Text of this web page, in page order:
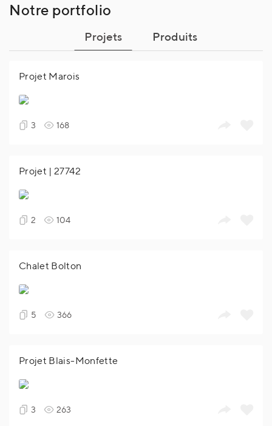
Notre portfolio
Projets Produits
Projet Marois
3 168
Projet | 27742
2 104
Chalet Bolton
5 366
Projet Blais-Monfette
3 263